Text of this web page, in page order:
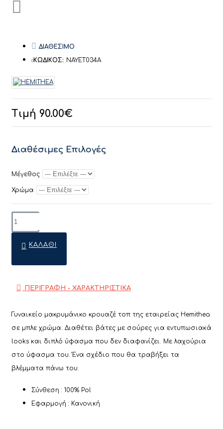
Τιμή 90.00€
ΔΙΑΘΕΣΙΜΟ
ΚΩΔΙΚΟΣ: ΝΑΥΕΤ034Α
Διαθέσιμες Επιλογές
Μέγεθος
Χρώμα
ΚΑΛΆΘΙ
ΠΕΡΙΓΡΑΦΗ - ΧΑΡΑΚΤΗΡΙΣΤΙΚΑ
Γυναικείο μακρυμάνικο κρουαζέ τοπ της εταιρείας Hemithea
σε μπλε χρώμα. Διαθέτει βάτες με σούρες για εντυπωσιακά
looks και διπλό ύφασμα που δεν διαφανίζει. Με λαχούρια
στο ύφασμα του. Ένα σχέδιο που θα τραβήξει τα
βλέμματα πάνω του.
Σύνθεση : 100% Pol
Εφαρμογή : Κανονική